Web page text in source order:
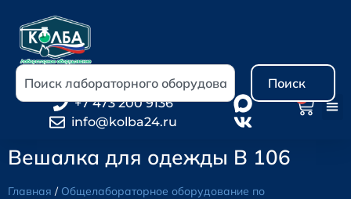
Поиск
+7 473 200 9136
info@kolba24.ru
Вешалка для одежды В 106
Главная / Общелабораторное оборудование по